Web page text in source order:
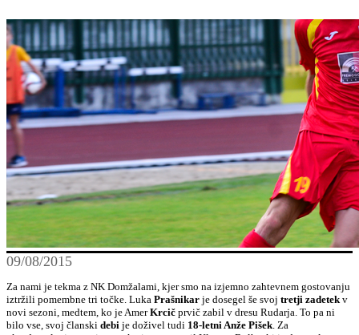
09/08/2015
Za nami je tekma z NK Domžalami, kjer smo na izjemno zahtevnem gostovanju
iztržili pomembne tri točke. Luka Prašnikar je dosegel še svoj tretji zadetek v
novi sezoni, medtem, ko je AmerKrcič prvič zabil v dresu Rudarja. To pa ni
bilo vse, svoj članski debi je doživel tudi 18-letni Anže Pišek . Za